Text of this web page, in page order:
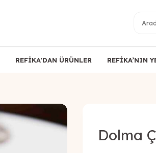
REFİKA'DAN ÜRÜNLER REFİKA’NIN
Dolma